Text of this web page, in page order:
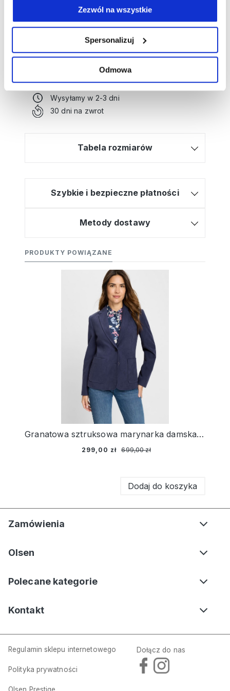
Zezwól na wszystkie
Spersonalizuj
Odmowa
zamówienia?
Kliknij tutaj, a poprowadzimy Cię krok po
Bezpłatna dostawa od 499zł
Wysyłamy w 2-3 dni
30 dni na zwrot
Tabela rozmiarów
Szybkie i bezpieczne płatności
Metody dostawy
PRODUKTY POWIĄZANE
Granatowa sztruksowa marynarka damska – Vintage Romance
299,00 zł 699,00 zł
Dodaj do koszyka
Zamówienia
Olsen
Polecane kategorie
Kontakt
Regulamin sklepu internetowego
Polityka prywatności
Dołącz do nas